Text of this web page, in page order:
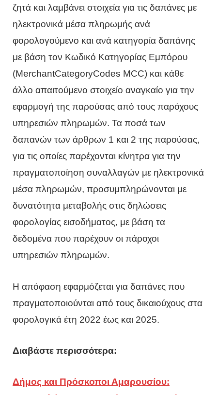
ζητά και λαμβάνει στοιχεία για τις δαπάνες με
ηλεκτρονικά μέσα πληρωμής ανά
φορολογούμενο και ανά κατηγορία δαπάνης
με βάση τον Κωδικό Κατηγορίας Εμπόρου
(MerchantCategoryCodes MCC) και κάθε
άλλο απαιτούμενο στοιχείο αναγκαίο για την
εφαρμογή της παρούσας από τους παρόχους
υπηρεσιών πληρωμών. Τα ποσά των
δαπανών των άρθρων 1 και 2 της παρούσας,
για τις οποίες παρέχονται κίνητρα για την
πραγματοποίηση συναλλαγών με ηλεκτρονικά
μέσα πληρωμών, προσυμπληρώνονται με
δυνατότητα μεταβολής στις δηλώσεις
φορολογίας εισοδήματος, με βάση τα
δεδομένα που παρέχουν οι πάροχοι
υπηρεσιών πληρωμών.
Η απόφαση εφαρμόζεται για δαπάνες που
πραγματοποιούνται από τους δικαιούχους στα
φορολογικά έτη 2022 έως και 2025.
Διαβάστε περισσότερα:
Δήμος και Πρόσκοποι Αμαρουσίου: